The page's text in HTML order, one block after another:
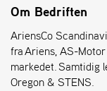
Om Bedriften
AriensCo
fra Ariens, AS-
markedet. Samtidig
Oregon & STENS.
T